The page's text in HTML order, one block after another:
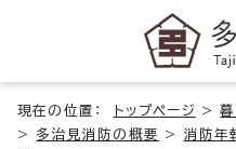
現在の位置： トップページ >暮
>多治見消防の概要 > 消防年